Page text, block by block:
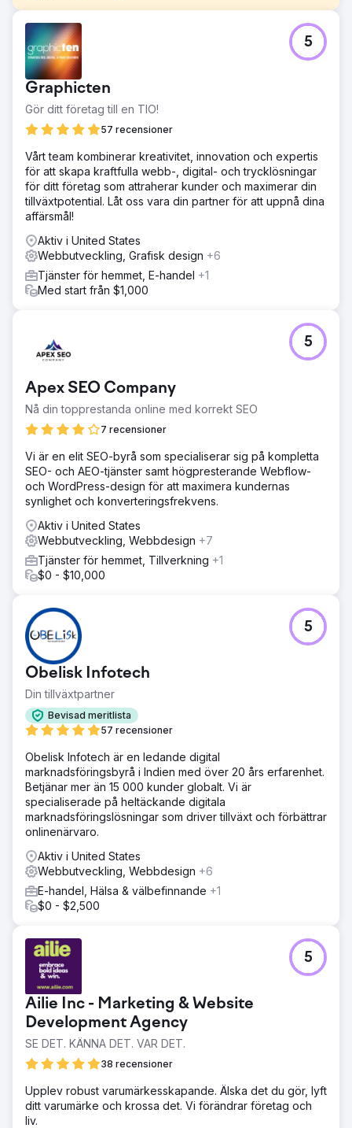
Utmaning
Kunden gav mig i uppdrag att bygga en tredje design åt
dem och göra den väldigt modern. De behövde också en
ny logotyp. Innan dess hade jag skapat två webbplatser
med Zurbs Foundation och ett anpassat WordPress-tema
som vi själva byggt. Deras logotyp hade då en känsla från
slutet av 90-talet, väldigt detaljerad.
Jag hittade ett modernt tema för pizzarestauranger som
kunden godkände. Jag återskapade även deras logotyp
med en enkel, modern touch som passar perfekt in i en
1:1-bild.
En specialdesignad webbplats som imponerade dem
totalt; den visar upp deras 17-åriga svit som bästa pizza i
Marshfield, vilket de är stolta över. Jag återskapade
deras logotyp, en körsbärsröd Chevy '57 Bel Air. Jag
med hans företagsnamn via rundad text. Han älskade den
så mycket att han använder den på sitt brevpapper
(kuvert, etiketter, klistermärken), skyltannonser,
onlineannonser, tryckta annonser och till och med en
specialdesignad magnetdekal till sin golfbil.
Gå till byråsida
Graphicten
Gör ditt företag till en TIO!
57 recensioner
5
Vårt team kombinerar kreativitet, innovation och expertis
för att skapa kraftfulla webb-, digital- och trycklösningar
för ditt företag som attraherar kunder och maximerar din
tillväxtpotential. Låt oss vara din partner för att uppnå dina
affärsmål!
Aktiv i United States
Webbutveckling, Grafisk design +6
Tjänster för hemmet, E-handel +1
Med start från $1,000
Apex SEO Company
Nå din topprestanda online med korrekt SEO
7 recensioner
5
Vi är en elit SEO-byrå som specialiserar sig på kompletta
SEO- och AEO-tjänster samt högpresterande Webflow-
och WordPress-design för att maximera kundernas
synlighet och konverteringsfrekvens.
Aktiv i United States
Webbutveckling, Webbdesign +7
Tjänster för hemmet, Tillverkning +1
$0 - $10,000
Obelisk Infotech
Din tillväxtpartner
Bevisad meritlista
57 recensioner
5
Obelisk Infotech är en ledande digital
marknadsföringsbyrå i Indien med över 20 års erfarenhet.
Betjänar mer än 15 000 kunder globalt. Vi är
specialiserade på heltäckande digitala
marknadsföringslösningar som driver tillväxt och förbättrar
onlinenärvaro.
Aktiv i United States
Webbutveckling, Webbdesign +6
E-handel, Hälsa & välbefinnande +1
$0 - $2,500
Ailie Inc - Marketing & Website
Development Agency
SE DET. KÄNNA DET. VAR DET.
38 recensioner
5
Upplev robust varumärkesskapande. Älska det du gör, lyft
ditt varumärke och krossa det. Vi förändrar företag och
liv.